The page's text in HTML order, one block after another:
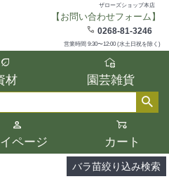
ザローズショップ本店
【お問い合わせフォーム】
0268-81-3246
営業時間 9:30〜12:00 (水土日祝を除く)
材 園芸雑貨
ページ カート
バラ苗絞り込み検索
を選択して絞り込み検索が可能
目全てに該当する品種のみ検索
れます。
ラー、ブランドなどは1つずつ選
い。